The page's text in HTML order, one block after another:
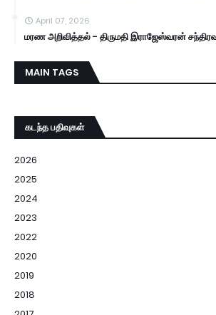
April 07, 2026
மரண அறிவித்தல் - திருமதி இராஜேஸ்வரன்
MAIN TAGS
கடந்த பதிவுகள்
2026
2025
2024
2023
2022
2020
2019
2018